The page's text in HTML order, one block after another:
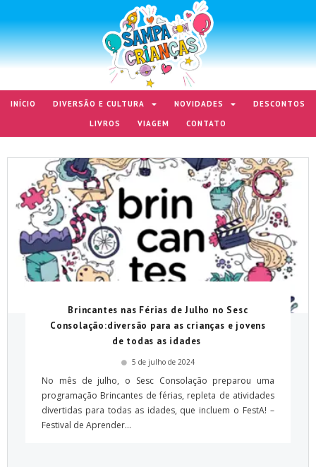
INÍCIO DIVERSÃO E CULTURA NOVIDADES
DESCONTOS
LIVROS
VIAGEM CONTATO
Brincantes nas Férias de Julho no Sesc
Consolação:diversão para as crianças e jovens
de todas as idades
5 de julho de 2024
No mês de julho, o Sesc Consolação preparou uma
programação Brincantes de férias, repleta de atividades
divertidas para todas as idades, que incluem o FestA! –
Festival de Aprender...